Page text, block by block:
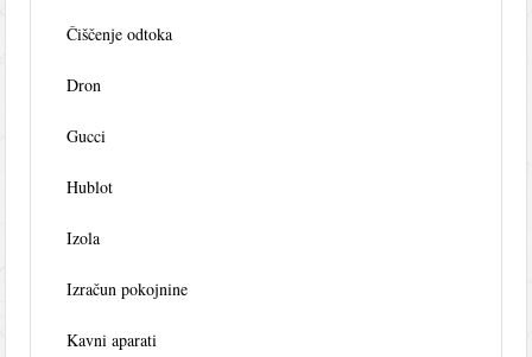
Čiščenje odtoka
Dron
Gucci
Hublot
Izola
Izračun pokojnine
Kavni aparati